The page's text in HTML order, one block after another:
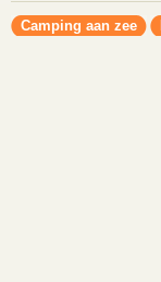
Camping aan zee